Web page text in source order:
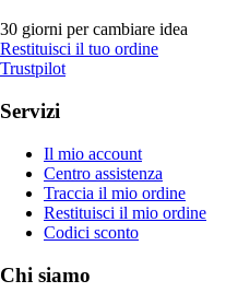
30 giorni per cambiare idea
Restituisci il tuo ordine
Trustpilot
Servizi
Il mio account
Centro assistenza
Traccia il mio ordine
Restituisci il mio ordine
Codici sconto
Chi siamo